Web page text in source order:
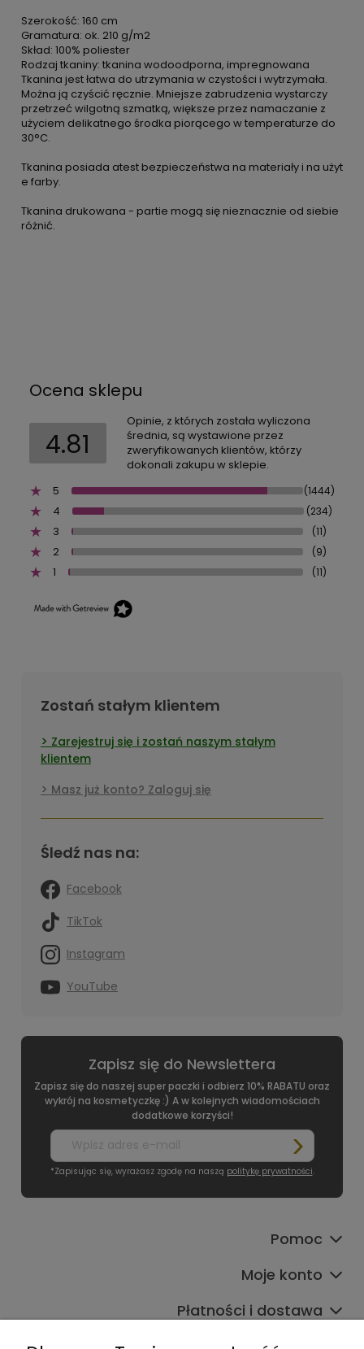
Szerokość: 160 cm
Gramatura: ok. 210 g/m2
Skład: 100% poliester
Rodzaj tkaniny: tkanina wodoodporna, impregnowana
Tkanina jest łatwa do utrzymania w czystości i wytrzymała.
Można ją czyścić ręcznie. Mniejsze zabrudzenia wystarczy
przetrzeć wilgotną szmatką, większe przez namaczanie z
użyciem delikatnego środka piorącego w temperaturze do
30°C.
Tkanina posiada atest bezpieczeństwa na materiały i na użyt
e farby.
Tkanina drukowana - partie mogą się nieznacznie od siebie
różnić.
Ocena sklepu
4.81
Opinie, z których została wyliczona
średnia, są wystawione przez
zweryfikowanych klientów, którzy
dokonali zakupu w sklepie.
5
(1444)
4 (234)
3 (11)
2 (9)
1 (11)
Zostań stałym klientem
Zarejestruj się i zostań naszym stałym
klientem
Masz już konto? Zaloguj się
Śledź nas na:
Facebook
TikTok
Instagram
YouTube
Zapisz się do Newslettera
Zapisz się do naszej super paczki i odbierz 10% RABATU oraz
wykrój na kosmetyczkę :) A w kolejnych wiadomościach
dodatkowe korzyści!
*Zapisując się, wyrażasz zgodę na naszą politykę prywatności.
Pomoc
Moje konto
Płatności i dostawa